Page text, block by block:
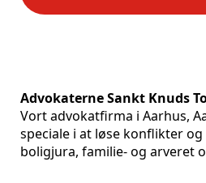
Advokaterne Sankt Knuds
Vort advokatfirma i Aarhus,
speciale i at løse konflikter
boligjura, familie- og arveret